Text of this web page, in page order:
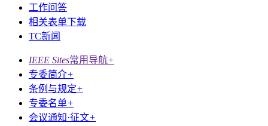
工作问答
相关表单下载
TC新闻
IEEE Sites常用导航+
专委简介+
条例与规定+
专委名单+
会议通知·征文+